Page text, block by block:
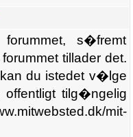
s�fremt
tillader det.
du istedet v�lge
tilg�ngelig
mit-